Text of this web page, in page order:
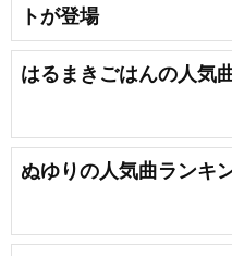
トが登場
はるまきごはんの人気
ぬゆりの人気曲ランキ